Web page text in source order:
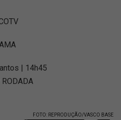
| 14h45
FOTO: REPRODUÇÃO/VASCO BASE